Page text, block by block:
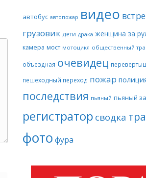
автобус автопожар видео
грузовик дети драка женщина за
камера мост мотоцикл общественный
объездная очевидец
пешеходный переход пожар
последствия пьяный пьяный
регистратор сводка
фото фура